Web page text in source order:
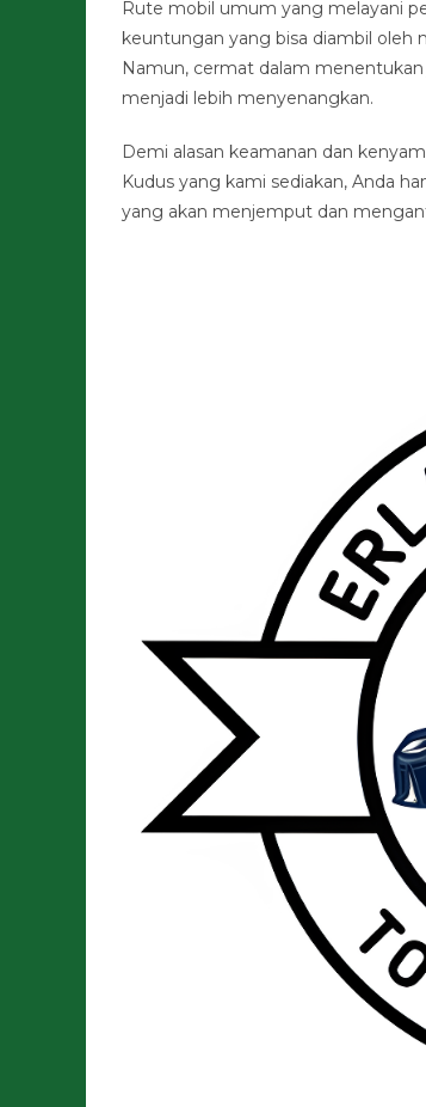
Rute mobil umum yang melayani
keuntungan yang bisa diambil oleh
Namun, cermat dalam
menjadi lebih menyenangkan.
Demi alasan keamanan dan
Kudus yang kami sediakan, Anda
yang akan menjemput dan